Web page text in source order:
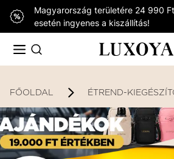
Magyarország területére 24 990
esetén ingyenes a kiszállítás!
FŐOLDAL ÉTREND-